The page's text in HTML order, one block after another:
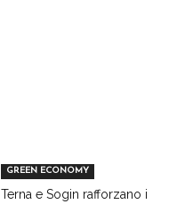
GREEN ECONOMY
Terna e Sogin rafforzano i